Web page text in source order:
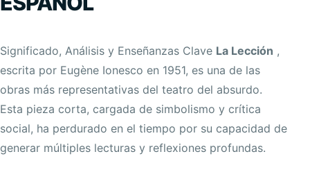
Significado, Análisis y Enseñanzas Clave La Lección ,
escrita por Eugène Ionesco en 1951, es una de las
obras más representativas del teatro del absurdo.
Esta pieza corta, cargada de simbolismo y crítica
social, ha perdurado en el tiempo por su capacidad de
generar múltiples lecturas y reflexiones profundas.